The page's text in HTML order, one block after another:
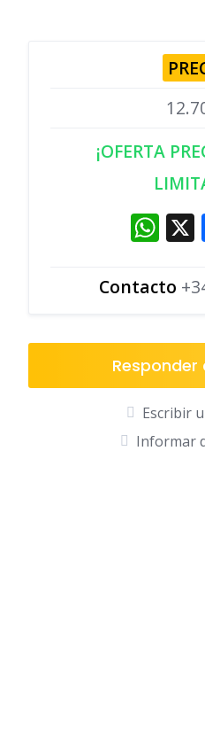
¡OFERTA
W
at
A
p
p
Contacto
Responder
Escribir
Informar